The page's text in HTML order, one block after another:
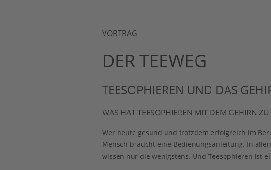
VORTRAG
DER TEEWEG
TEESOPHIEREN UND DAS
WAS HAT TEESOPHIEREN MIT DEM GEHIRN
Wer heute gesund und trotzdem erfolgreich im
Mensch braucht eine Bedienungsanleitung. In
wissen nur die wenigstens. Und Teesophieren ist